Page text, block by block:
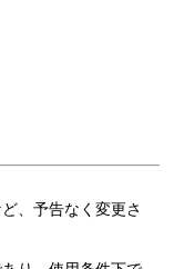
、予告なく変更さ